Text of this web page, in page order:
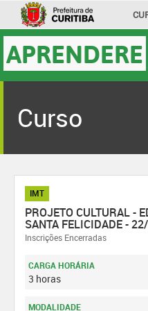
APRENDERE
Curso
IMT
PROJETO CULTURAL -
SANTA FELICIDADE -
Inscrições Encerradas
CARGA HORÁRIA
3 horas
MODALIDADE